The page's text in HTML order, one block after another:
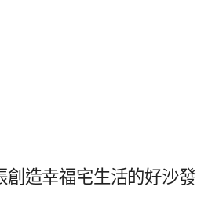
造幸福宅生活的好沙發